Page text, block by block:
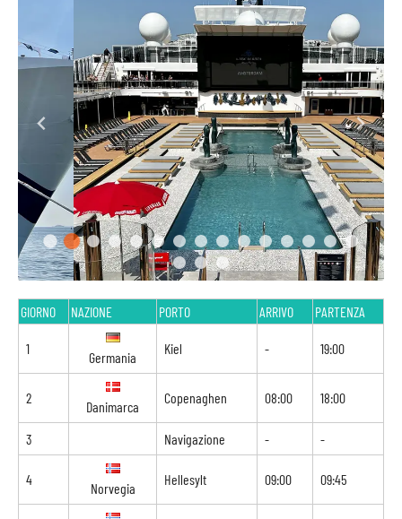
GIORNO NAZIONE PORTO ARRIVO PARTENZA
1
Germania
Kiel - 19:00
2
Danimarca
Copenaghen 08:00 18:00
3 Navigazione - -
4
Norvegia
Hellesylt 09:00 09:45